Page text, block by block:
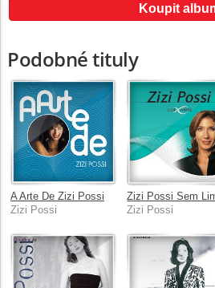
Koupit
Podobné tituly
A Arte De Zizi Possi
Zizi Possi
Zizi Possi Sem
Zizi Possi